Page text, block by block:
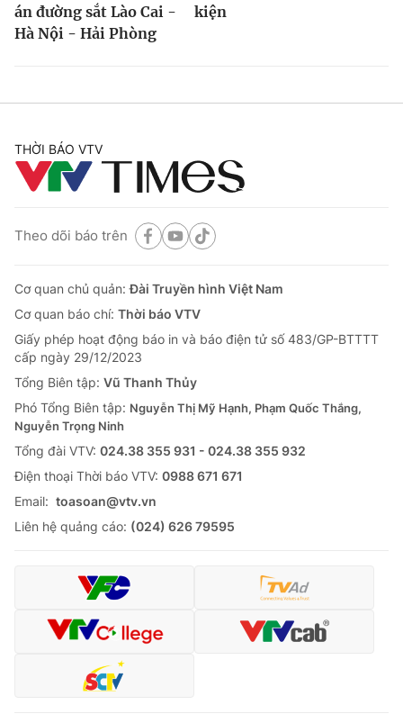
án đường sắt Lào Cai -
Hà Nội - Hải Phòng
kiện
THỜI BÁO VTV
Theo dõi báo trên
Cơ quan chủ quản:Đài Truyền hình Việt Nam
Cơ quan báo chí: Thời báo VTV
Giấy phép hoạt động báo in và báo điện tử số 483/GP-BTTTT
cấp ngày 29/12/2023
Tổng Biên tập: Vũ Thanh Thủy
Phó Tổng Biên tập: Nguyễn Thị Mỹ Hạnh, Phạm Quốc Thắng,
Nguyễn Trọng Ninh
Tổng đài VTV: 024.38 355 931 - 024.38 355 932
Ðiện thoại Thời báo VTV: 0988 671 671
Email: toasoan@vtv.vn
Liên hệ quảng cáo: (024) 626 79595